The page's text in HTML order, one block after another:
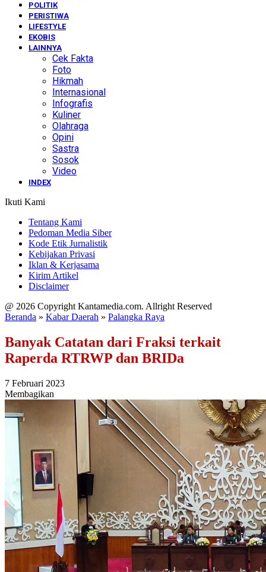
POLITIK
PERISTIWA
LIFESTYLE
EKOBIS
LAINNYA
Cek Fakta
Foto
Hikmah
Internasional
Infografis
Kuliner
Olahraga
Opini
Sastra
Sosok
Video
INDEX
Ikuti Kami
Tentang Kami
Pedoman Media Siber
Kode Etik Jurnalistik
Kebijakan Privasi
Iklan & Kerjasama
Kirim Artikel
Disclaimer
@ 2026 Copyright Kantamedia.com. Allright Reserved
Beranda » Kabar Daerah » Palangka Raya
Banyak Catatan dari Fraksi terkait
Raperda RTRWP dan BRIDa
7 Februari 2023
Membagikan